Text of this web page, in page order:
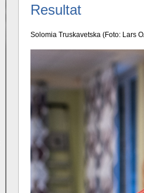
Resultat
Solomia Truskavetska (Foto: Lars